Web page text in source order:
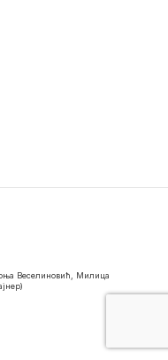
Веселиновић, Милица